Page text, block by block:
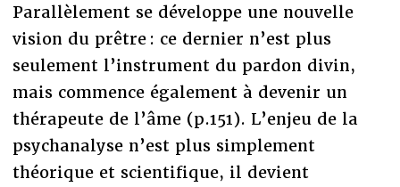
Parallèlement se développe une nouvelle
vision du prêtre : ce dernier n’est plus
seulement l’instrument du pardon divin,
mais commence également à devenir un
thérapeute de l’âme (p.151). L’enjeu de la
psychanalyse n’est plus simplement
théorique et scientifique, il devient